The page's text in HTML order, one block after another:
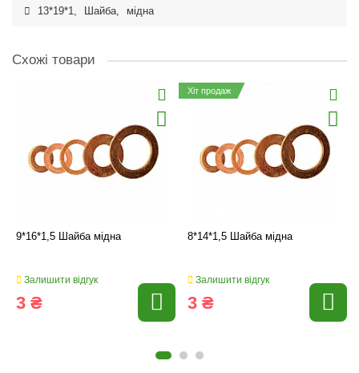
13*19*1, Шайба, мідна
Схожі товари
9*16*1,5 Шайба мідна
Залишити відгук
3 ₴
Хіт продаж
8*14*1,5 Шайба мідна
Залишити відгук
3 ₴